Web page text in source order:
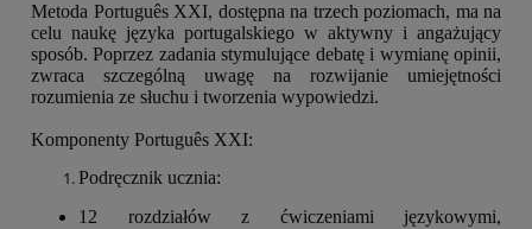
Metoda Português XXI, dostępna na trzech poziomach, ma na
celu naukę języka portugalskiego w aktywny i angażujący
sposób. Poprzez zadania stymulujące debatę i wymianę opinii,
zwraca szczególną uwagę na rozwijanie umiejętności
rozumienia ze słuchu i tworzenia wypowiedzi.
Komponenty Português XXI:
Podręcznik ucznia:
12 rozdziałów z ćwiczeniami językowymi,